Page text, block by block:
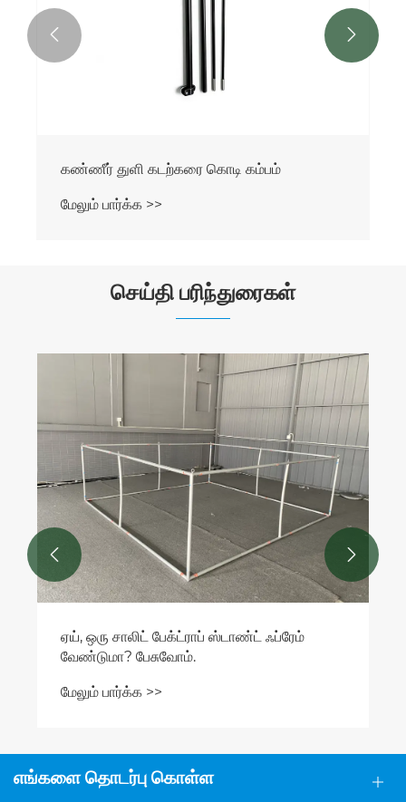
கண்ணீர் துளி கடற்கரை கொடி கம்பம்
மேலும் பார்க்க >>
 
செய்தி பரிந்துரைகள்
ஏய், ஒரு சாலிட் பேக்ட்ராப் ஸ்டாண்ட் ஃப்ரேம்
வேண்டுமா? பேசுவோம்.
மேலும் பார்க்க >>
 
எங்களை தொடர்பு கொள்ள